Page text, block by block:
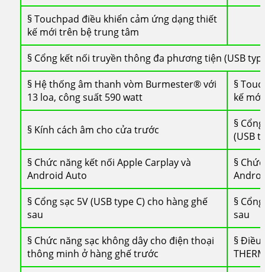
§ Touchpad điều khiển cảm ứng dạng thiết
kế mới trên bệ trung tâm
§ Cổng kết nối truyền thông đa phương tiện (USB
§ Hệ thống âm thanh vòm Burmester® với
13 loa, công suất 590 watt
§
kế
§ Kính cách âm cho cửa trước
§
(USB
§ Chức năng kết nối Apple Carplay và
Android Auto
§
§ Cổng sạc 5V (USB type C) cho hàng ghế
sau
§
sau
§ Chức năng sạc không dây cho điện thoại
thông minh ở hàng ghế trước
§ Điều